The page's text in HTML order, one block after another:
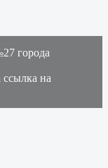
города
ссылка на